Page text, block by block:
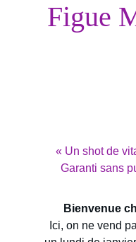
Figue
« Un shot de
Garanti sans
Bienvenue
Ici, on ne vend